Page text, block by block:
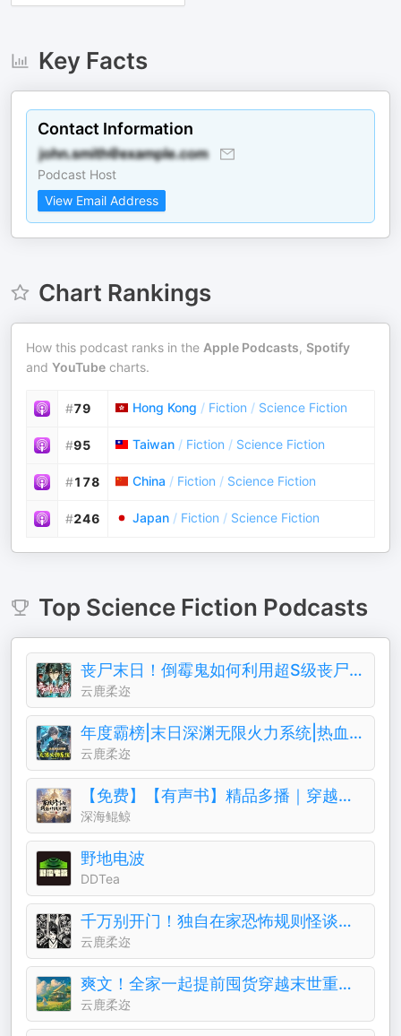
Key Facts
Contact Information
Podcast Host
View Email Address
Chart Rankings
How this podcast ranks in the Apple Podcasts, Spotify
and YouTube charts.
#79 Hong Kong / Fiction / Science Fiction
#95 Taiwan / Fiction / Science Fiction
#178 China / Fiction / Science Fiction
#246 Japan / Fiction / Science Fiction
Top Science Fiction Podcasts
丧尸末日！倒霉鬼如何利用超S级丧尸分身成为生存之王
云鹿柔迩
年度霸榜|末日深渊无限火力系统|热血爽文免费有声剧
云鹿柔迩
【免费】【有声书】精品多播｜穿越修仙|系统爽文
深海鲲鲸
野地电波
DDTea
千万别开门！独自在家恐怖规则怪谈爸妈留诡异纸条破解
云鹿柔迩
爽文！全家一起提前囤货穿越末世重生空间种田养崽天灾
云鹿柔迩